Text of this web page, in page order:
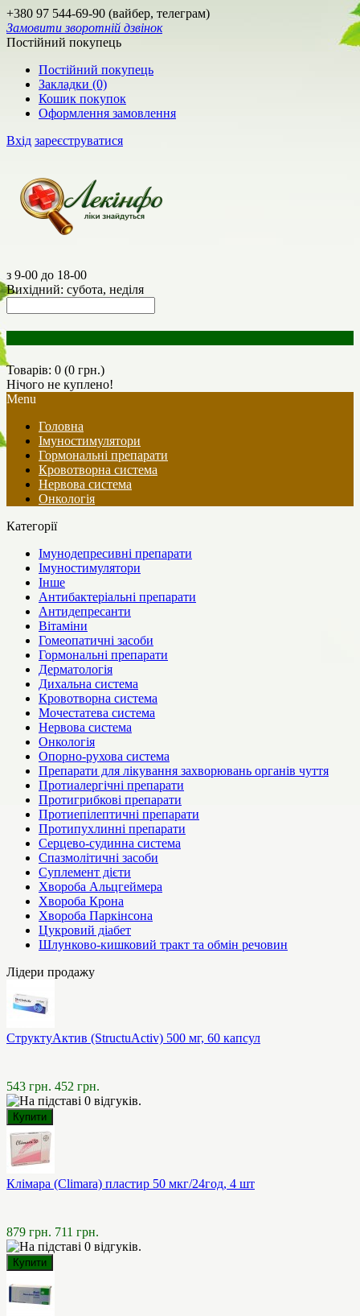
+380 97 544-69-90 (вайбер, телеграм)
Замовити зворотній дзвінок
Постійний покупець
Постійний покупець
Закладки (0)
Кошик покупок
Оформлення замовлення
Вхід зареєструватися
з 9-00 до 18-00
Вихідний: субота, неділя
Товарів: 0 (0 грн.)
Нічого не куплено!
Menu
Головна
Імуностимулятори
Гормональні препарати
Кровотворна система
Нервова система
Онкологія
Категорії
Імунодепресивні препарати
Імуностимулятори
Інше
Антибактеріальні препарати
Антидепресанти
Вітаміни
Гомеопатичні засоби
Гормональні препарати
Дерматологія
Дихальна система
Кровотворна система
Мочестатева система
Нервова система
Онкологія
Опорно-рухова система
Препарати для лікування захворювань органів чуття
Протиалергічні препарати
Протигрибкові препарати
Протиепілептичні препарати
Протипухлинні препарати
Серцево-судинна система
Спазмолітичні засоби
Суплемент дієти
Хвороба Альцгеймера
Хвороба Крона
Хвороба Паркінсона
Цукровий діабет
Шлунково-кишковий тракт та обмін речовин
Лідери продажу
СтруктуАктив (StructuActiv) 500 мг, 60 капсул
543 грн. 452 грн.
Клімара (Climara) пластир 50 мкг/24год, 4 шт
879 грн. 711 грн.